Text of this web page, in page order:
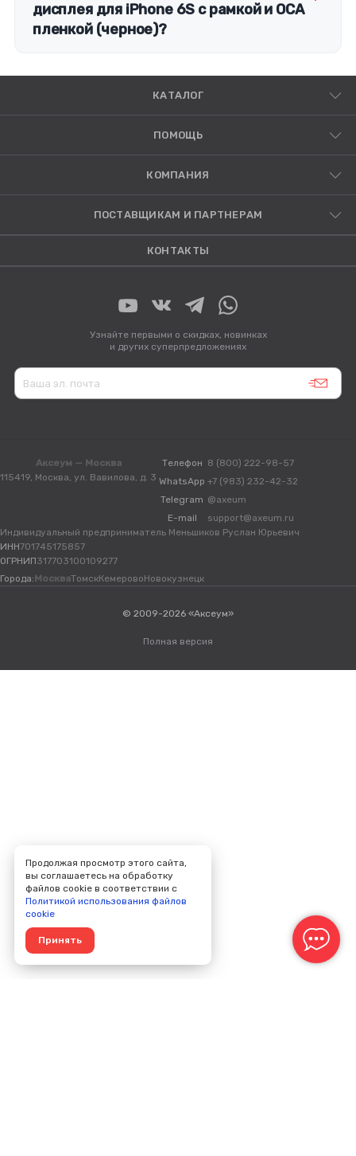
дисплея для iPhone 6S с рамкой и OCA
пленкой (черное)?
КАТАЛОГ
ПОМОЩЬ
КОМПАНИЯ
ПОСТАВЩИКАМ И ПАРТНЕРАМ
КОНТАКТЫ
Узнайте первыми о скидках, новинках
и других суперпредложениях
Аксеум — Москва
115419, Москва, ул. Вавилова, д. 3
Телефон 8 (800) 222-98-57
WhatsApp +7 (983) 232-42-32
Telegram @axeum
E-mail
support@axeum.ru
Индивидуальный предприниматель Меньшиков Руслан Юрьевич
ИНН701745175857
ОГРНИП317703100109277
Города: МоскваТомскКемеровоНовокузнецк
© 2009-2026 «Аксеум»
Полная версия
Продолжая просмотр этого сайта,
вы соглашаетесь на обработку
файлов cookie в соответствии с
Политикой использования файлов
cookie
Принять